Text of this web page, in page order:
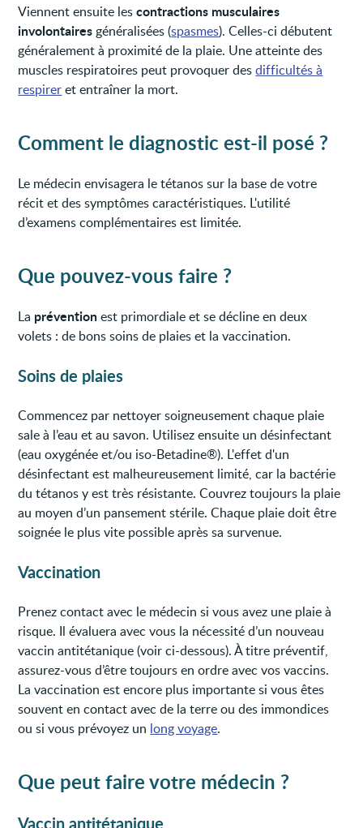
Viennent ensuite lescontractions musculaires
involontaires généralisées (spasmes). Celles-ci débutent
généralement à proximité de la plaie. Une atteinte des
muscles respiratoires peut provoquer desdifficultés à
respireret entraîner la mort.
Comment le diagnostic est-il posé ?
Le médecin envisagera le tétanos sur la base de votre
récit et des symptômes caractéristiques. L'utilité
d’examens complémentaires est limitée.
Que pouvez-vous faire ?
La préventionest primordiale et se décline en deux
volets : de bons soins de plaies et la vaccination.
Soins de plaies
Commencez par nettoyer soigneusement chaque plaie
sale à l’eau et au savon. Utilisez ensuite un désinfectant
(eau oxygénée et/ou iso-Betadine®). L'effet d'un
désinfectant est malheureusement limité, car la bactérie
du tétanos y est très résistante. Couvrez toujours la plaie
au moyen d’un pansement stérile. Chaque plaie doit être
soignée le plus vite possible après sa survenue.
Vaccination
Prenez contact avec le médecin si vous avez une plaie à
risque. Il évaluera avec vous la nécessité d’un nouveau
vaccin antitétanique (voir ci-dessous). À titre préventif,
assurez-vous d’être toujours en ordre avec vos vaccins.
La vaccination est encore plus importante si vous êtes
souvent en contact avec de la terre ou des immondices
ou si vous prévoyez un long voyage.
Que peut faire votre médecin ?
Vaccin antitétanique